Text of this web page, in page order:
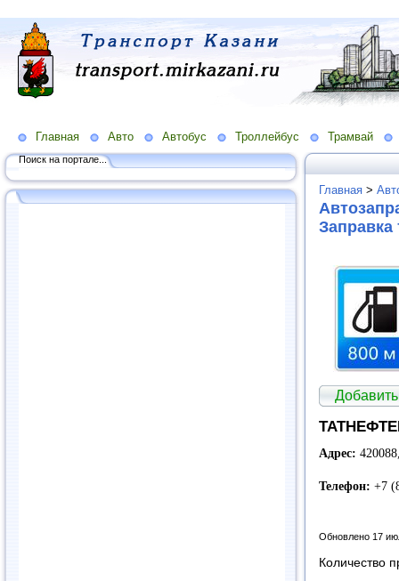
Главная Авто Автобус Троллейбус Трамвай
Поиск на портале...
Главная >
Заправка
Адрес:
Телефон: +7
Обновлено 17
Количество